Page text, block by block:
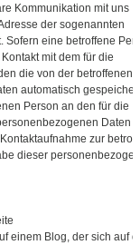
Kommunikation mit uns
der sogenannten
Sofern eine betroffene
mit dem für die
die von der betroffenen
automatisch
Person an den für die
Daten
zur
dieser
einem Blog, der sich auf